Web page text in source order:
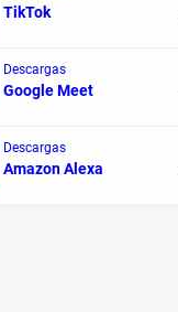
TikTok
Descargas
Google Meet
Descargas
Amazon Alexa